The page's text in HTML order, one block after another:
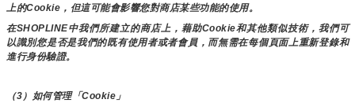
上的Cookie，但這可能會影響您對商店某些功能的使用。
在SHOPLINE中我們所建立的商店上，藉助Cookie和其他類似技術，我們可
以識別您是否是我們的既有使用者或者會員，而無需在每個頁面上重新登錄和
進行身份驗證。
（3）如何管理「Cookie」